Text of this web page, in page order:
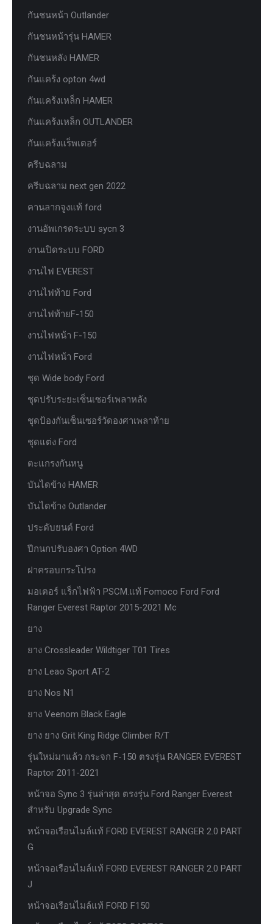
กันชนหน้า Outlander
กันชนหน้ารุ่น HAMER
กันชนหลัง HAMER
กันแคร้ง opton 4wd
กันแคร้งเหล็ก HAMER
กันแคร้งเหล็ก OUTLANDER
กันแคร้งแร็พเตอร์
ครีบฉลาม
ครีบฉลาม next gen 2022
คานลากจูงแท้ ford
งานอัพเกรดระบบ sycn 3
งานเปิดระบบ FORD
งานไฟ EVEREST
งานไฟท้าย Ford
งานไฟท้ายF-150
งานไฟหน้า F-150
งานไฟหน้า Ford
ชุด Wide body Ford
ชุดปรับระยะเซ็นเซอร์เพลาหลัง
ชุดป้องกันเซ็นเซอร์วัดองศาเพลาท้าย
ชุดแต่ง Ford
ตะแกรงกันหนู
บันไดข้าง HAMER
บันไดข้าง Outlander
ประดับยนต์ Ford
ปีกนกปรับองศา Option 4WD
ฝาครอบกระโปรง
มอเตอร์ แร็กไฟฟ้า PSCM.แท้ Fomoco Ford Ford
Ranger Everest Raptor 2015-2021 Mc
ยาง
ยาง Crossleader Wildtiger T01 Tires
ยาง Leao Sport AT-2
ยาง Nos N1
ยาง Veenom Black Eagle
ยาง ยาง Grit King Ridge Climber R/T
รุ่นใหม่มาแล้ว กระจก F-150 ตรงรุ่น RANGER EVEREST
Raptor 2011-2021
หน้าจอ Sync 3 รุ่นล่าสุด ตรงรุ่น Ford Ranger Everest
สำหรับ Upgrade Sync
หน้าจอเรือนไมล์แท้ FORD EVEREST RANGER 2.0 PART
G
หน้าจอเรือนไมล์แท้ FORD EVEREST RANGER 2.0 PART
J
หน้าจอเรือนไมล์แท้ FORD F150